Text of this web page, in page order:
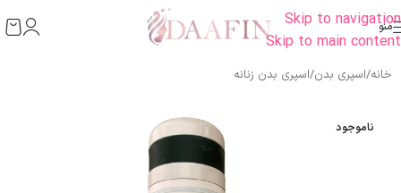
Skip to navigation
Skip to main content
منو
خانه/اسپری بدن/اسپری بدن زنانه
ناموجود